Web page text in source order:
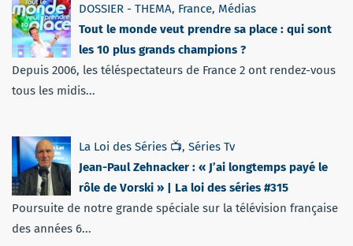
DOSSIER - THEMA, France, Médias
Tout le monde veut prendre sa place : qui sont
les 10 plus grands champions ?
Depuis 2006, les téléspectateurs de France 2 ont rendez-vous
tous les midis...
La Loi des Séries 📺, Séries Tv
Jean-Paul Zehnacker : « J’ai longtemps payé le
rôle de Vorski » | La loi des séries #315
Poursuite de notre grande spéciale sur la télévision française
des années 6...